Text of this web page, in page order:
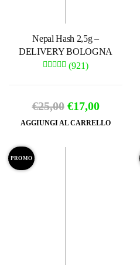
Nepal Hash 2,5g –
DELIVERY BOLOGNA
(921)
€25,00 Il
prezzo
€17,00Il
prezzo
AGGIUNGI AL CARRELLO
PROMO